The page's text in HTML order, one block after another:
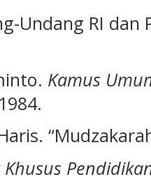
Undang RI dan
Kamus